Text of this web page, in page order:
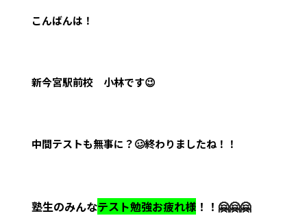
こんばんは！
新今宮駅前校 小林です😉
中間テストも無事に？🥴終わりましたね！！
塾生のみんなテスト勉強お疲れ様！！🤗🤗🤗